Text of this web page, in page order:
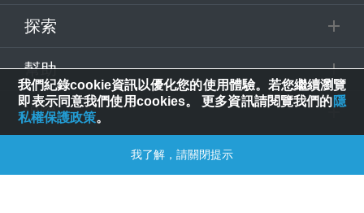
探索
幫助
追蹤
© 2025 Spring House Entertainment Tech. Inc. All Rights Reserved.
我們紀錄cookie資訊以優化您的使用體驗。若您繼續瀏覽
即表示同意我們使用cookies。 更多資訊請閱覽我們的隱
私權保護政策。
我了解，請關閉提示